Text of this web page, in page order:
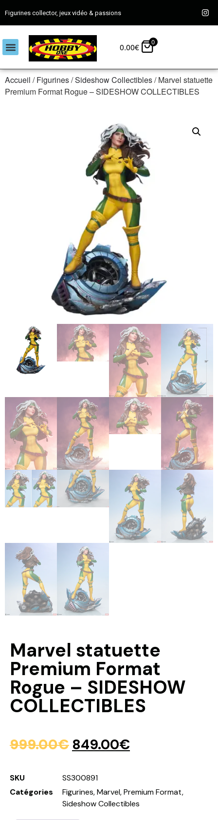
Figurines collector, jeux vidéo & passions
0.00€ 0
Accueil /Figurines/Sideshow Collectibles/ Marvel statuette
Premium Format Rogue – SIDESHOW COLLECTIBLES
Marvel statuette
Premium Format
Rogue – SIDESHOW
COLLECTIBLES
999.00€ 849.00€
SKU
SS300891
Catégories
Figurines,Marvel,Premium Format,
Sideshow Collectibles